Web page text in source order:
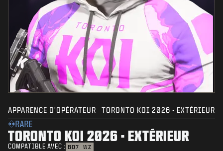
APPARENCE D'OPÉRATEUR TORONTO KOI 2026 - EXTÉRIEUR
RARE
TORONTO KOI 2026 - EXTÉRIEUR
COMPATIBLE AVEC : BO7 WZ